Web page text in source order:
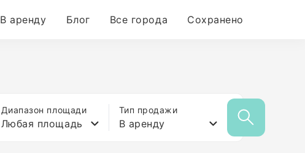
В аренду Блог Все города Сохранено
Диапазон площади
Любая площадь
Тип продажи
В аренду